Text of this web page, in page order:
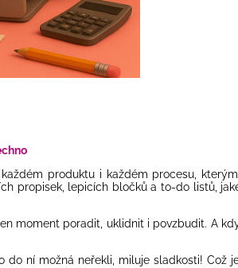
produktu i každém procesu,
propisek, lepicích bločků a to-do listů,
moment poradit, uklidnit i povzbudit. A
ní možná neřekli, miluje sladkosti! Což